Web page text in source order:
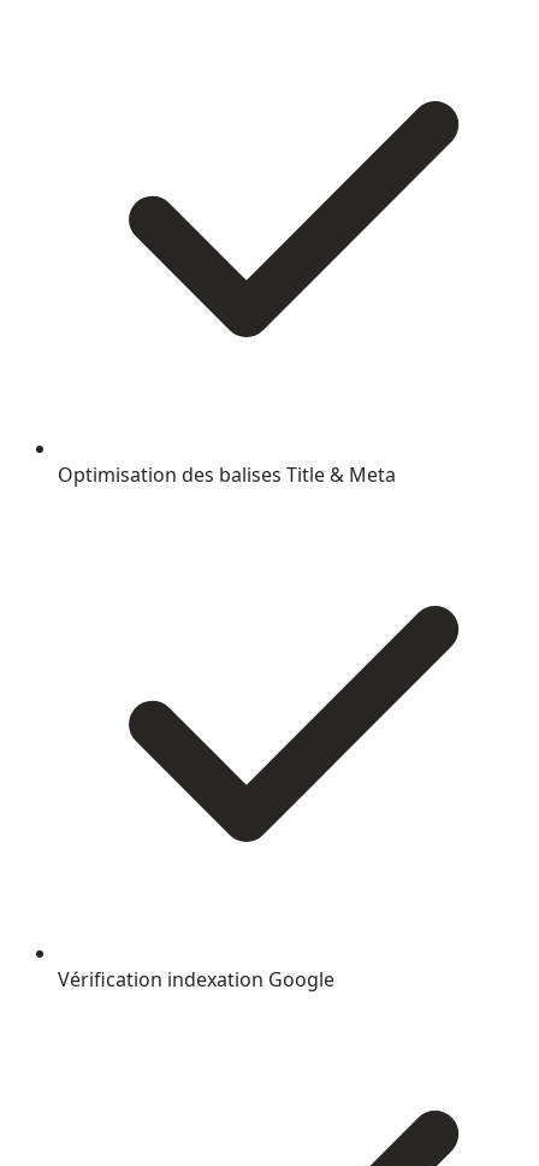
Optimisation des balises Title & Meta
Vérification indexation Google